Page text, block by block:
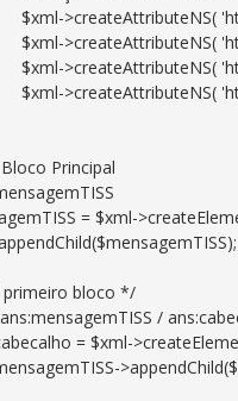
Principal
= $xml-